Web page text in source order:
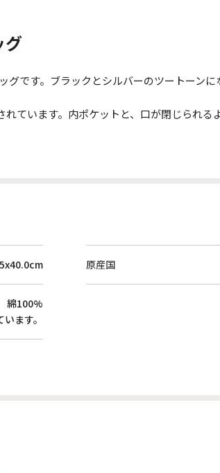
グ
です。ブラックとシルバーのツートーン
ています。内ポケットと、口が閉じられる
綿100%
ます。
原産国